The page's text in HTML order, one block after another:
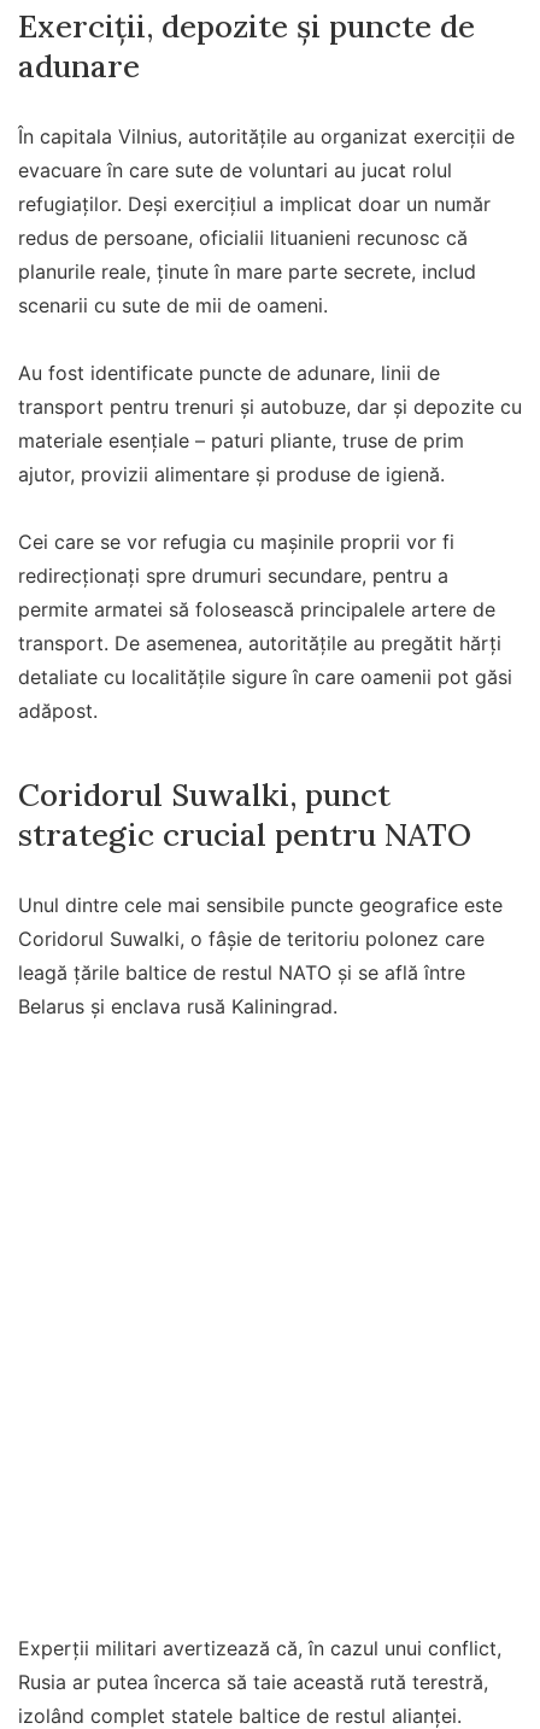
Exerciții, depozite și puncte de
adunare
În capitala Vilnius, autoritățile au organizat exerciții de
evacuare în care sute de voluntari au jucat rolul
refugiaților. Deși exercițiul a implicat doar un număr
redus de persoane, oficialii lituanieni recunosc că
planurile reale, ținute în mare parte secrete, includ
scenarii cu sute de mii de oameni.
Au fost identificate puncte de adunare, linii de
transport pentru trenuri și autobuze, dar și depozite cu
materiale esențiale – paturi pliante, truse de prim
ajutor, provizii alimentare și produse de igienă.
Cei care se vor refugia cu mașinile proprii vor fi
redirecționați spre drumuri secundare, pentru a
permite armatei să folosească principalele artere de
transport. De asemenea, autoritățile au pregătit hărți
detaliate cu localitățile sigure în care oamenii pot găsi
adăpost.
Coridorul Suwalki, punct
strategic crucial pentru NATO
Unul dintre cele mai sensibile puncte geografice este
Coridorul Suwalki, o fâșie de teritoriu polonez care
leagă țările baltice de restul NATO și se află între
Belarus și enclava rusă Kaliningrad.
Experții militari avertizează că, în cazul unui conflict,
Rusia ar putea încerca să taie această rută terestră,
izolând complet statele baltice de restul alianței.